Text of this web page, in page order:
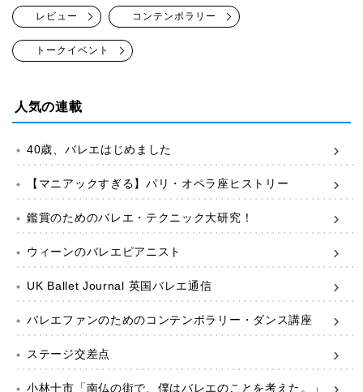
レビュー コンテンポラリー
トークイベント
人気の連載
40歳、バレエはじめました
【マニアックすぎる】パリ・オペラ座ヒストリー
鑑賞のためのバレエ・テクニック大研究！
ウィーンのバレエピアニスト
UK Ballet Journal 英国バレエ通信
バレエファンのためのコンテンポラリー・ダンス講座
ステージ交差点
小林十市「南仏の街で、僕はバレエのことを考えた。」